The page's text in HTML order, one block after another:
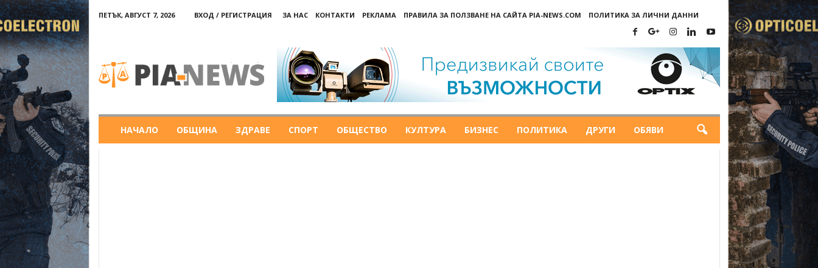
ПЕТЪК, АВГУСТ 7, 2026 ВХОД / РЕГИСТРАЦИЯ ЗА НАС КОНТАКТИ РЕКЛАМА ПРАВИЛА ЗА ПОЛЗВАНЕ НА САЙТА PIA-NEWS.COM ПОЛИТИКА ЗА ЛИЧНИ ДАННИ
НАЧАЛО ОБЩИНА ЗДРАВЕ СПОРТ ОБЩЕСТВО КУЛТУРА БИЗНЕС ПОЛИТИКА ДРУГИ ОБЯВИ